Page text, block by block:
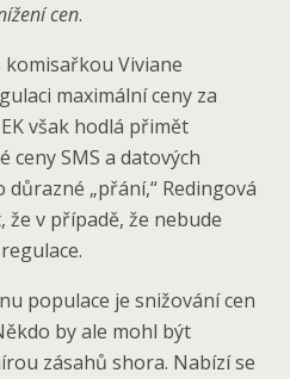
cen.
komisařkou Viviane
maximální ceny za
však hodlá přimět
SMS a datových
„přání,“ Redingová
že v případě, že nebude
populace je snižování cen
by ale mohl být
zásahů shora. Nabízí se